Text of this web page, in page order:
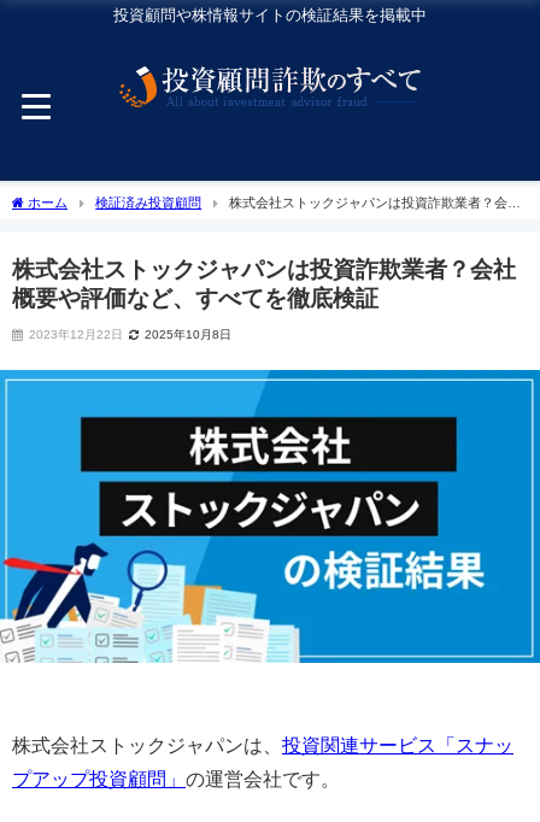
投資顧問や株情報サイトの検証結果を掲載中
ホーム 検証済み投資顧問
株式会社ストックジャパンは投資詐欺業者？会社
株式会社ストックジャパンは投資詐欺業者？会社
概要や評価など、すべてを徹底検証
2023年12月22日 2025年10月8日
株式会社ストックジャパンは、 投資関連サービス「スナッ
プアップ投資顧問」 の運営会社です。